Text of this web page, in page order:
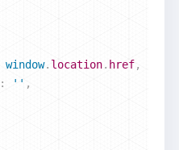
window. location. href,
: '' ,